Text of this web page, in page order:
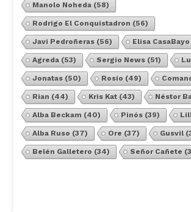
Manolo Noheda(58)
Rodrigo El Conquistadron (56)
Javi Pedroñeras(56) Elisa CasaBayo
Agreda(53) Sergio News(51)
Jonatas(50) Rosio (49)
Rian (44) Kris Kat(43) Néstor
Alba Beckam (40) Pinós(39)
Alba Ruso (37) Ore (37) Gusvil
Belén Galletero (34) Señor Cañete